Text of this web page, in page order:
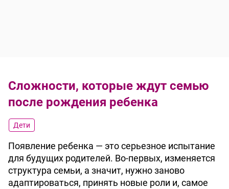
Сложности, которые ждут семью
после рождения ребенка
Дети
Появление ребенка — это серьезное испытание
для будущих родителей. Во-первых, изменяется
структура семьи, а значит, нужно заново
адаптироваться, принять новые роли и, самое